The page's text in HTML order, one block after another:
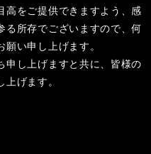
高をご提供できますよう、感
る所存でございますので、何
い申し上げます。
申し上げますと共に、皆様の
げます。